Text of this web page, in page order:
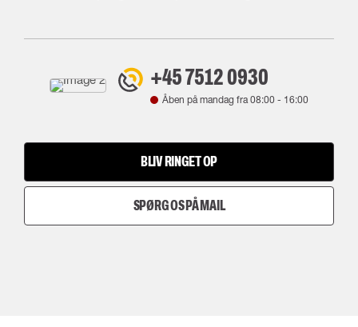
+45 7512 0930
Åben på mandag fra08:00 - 16:00
BLIV RINGET OP
SPØRG OS PÅ MAIL